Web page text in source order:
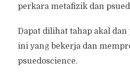
perkara metafizik dan
Dapat dilihat tahap akal
ini yang bekerja dan
psuedoscience.